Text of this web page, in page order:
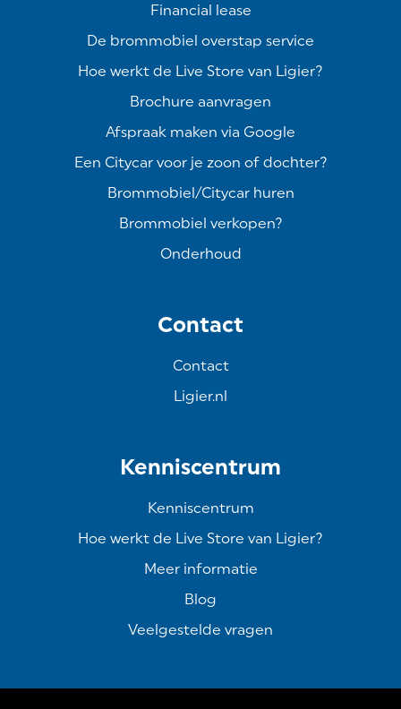
Financial lease
De brommobiel overstap service
Hoe werkt de Live Store van Ligier?
Brochure aanvragen
Afspraak maken via Google
Een Citycar voor je zoon of dochter?
Brommobiel/Citycar huren
Brommobiel verkopen?
Onderhoud
Contact
Contact
Ligier.nl
Kenniscentrum
Kenniscentrum
Hoe werkt de Live Store van Ligier?
Meer informatie
Blog
Veelgestelde vragen